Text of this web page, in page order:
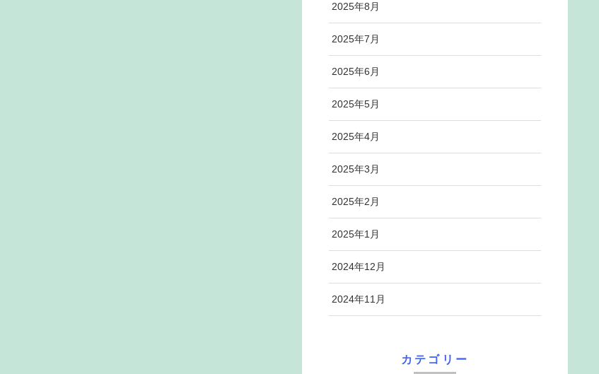
2025年8月
2025年7月
2025年6月
2025年5月
2025年4月
2025年3月
2025年2月
2025年1月
2024年12月
2024年11月
カテゴリー